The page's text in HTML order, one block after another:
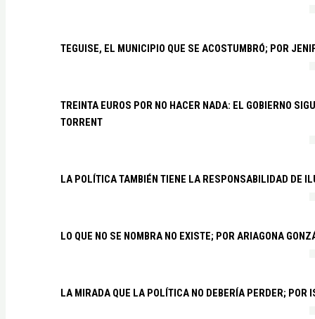
TEGUISE, EL MUNICIPIO QUE SE ACOSTUMBRÓ; POR
TREINTA EUROS POR NO HACER NADA: EL GOBIERNO
TORRENT
LA POLÍTICA TAMBIÉN TIENE LA RESPONSABILIDAD DE
LO QUE NO SE NOMBRA NO EXISTE; POR ARIAGONA
LA MIRADA QUE LA POLÍTICA NO DEBERÍA PERDER; POR